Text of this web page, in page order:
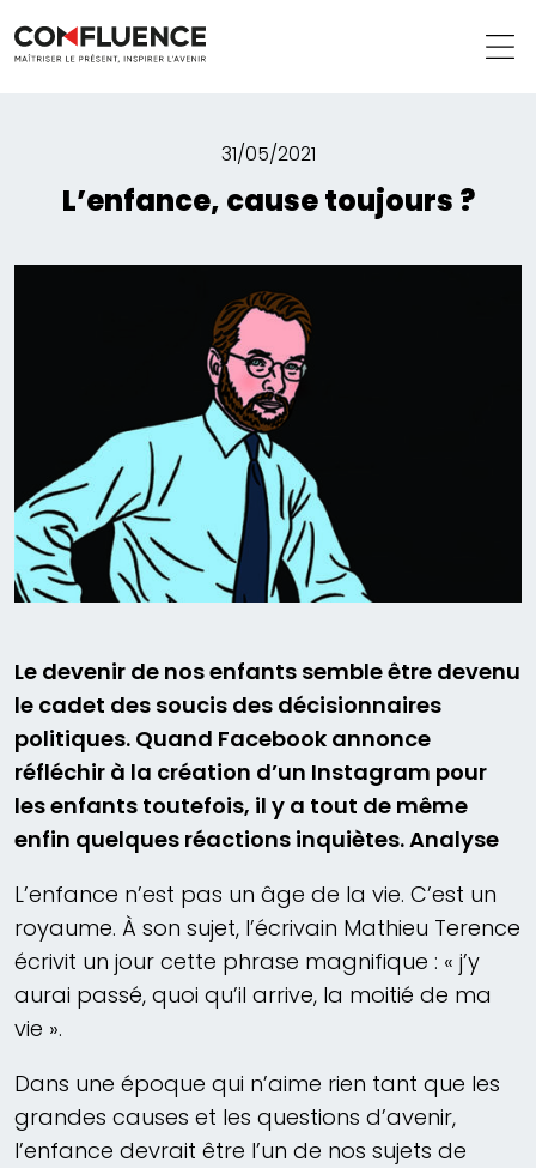
31/05/2021
L’enfance, cause toujours ?
Le devenir de nos enfants semble être devenu
le cadet des soucis des décisionnaires
politiques. Quand Facebook annonce
réfléchir à la création d’un Instagram pour
les enfants toutefois, il y a tout de même
enfin quelques réactions inquiètes. Analyse
L’enfance n’est pas un âge de la vie. C’est un
royaume. À son sujet, l’écrivain Mathieu Terence
écrivit un jour cette phrase magnifique : « j’y
aurai passé, quoi qu’il arrive, la moitié de ma
vie ».
Dans une époque qui n’aime rien tant que les
grandes causes et les questions d’avenir,
l’enfance devrait être l’un de nos sujets de